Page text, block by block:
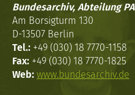
Bundesarchiv, Abteilung PA
Am Borsigturm 130
D-13507 Berlin
Tel.: +49 (030) 18 7770-1158
Fax: +49 (030) 18 7770-1825
Web: www.bundesarchiv.de